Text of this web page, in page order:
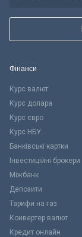
Фінанси
Курс валют
Курс долара
Курс євро
Курс НБУ
Банківські картки
Інвестиційні брокери
Міжбанк
Депозити
Тарифи на газ
Конвертер валют
Кредит онлайн